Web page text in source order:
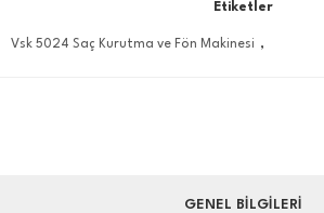
Etiketler
Vsk 5024 Saç Kurutma ve Fön Makinesi ,
GENEL BİLGİLERİ